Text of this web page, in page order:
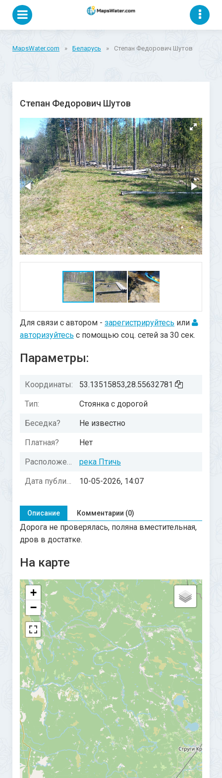
MapsWater.com » Беларусь » Степан Федорович Шутов
Степан Федорович Шутов
Для связи с автором - зарегистрируйтесь или
авторизуйтесь с помощью соц. сетей за 30 сек.
Параметры:
Координаты: 53.13515853,28.55632781
Тип: Стоянка с дорогой
Беседка? Не известно
Платная? Нет
Расположение: река Птичь
Дата публикации: 10-05-2026, 14:07
Описание Комментарии (0)
Дорога не проверялась, поляна вместительная,
дров в достатке.
На карте
+
−